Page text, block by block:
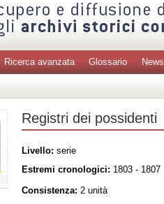
Ricerca avanzata Glossario News
Registri dei possidenti
Livello: serie
Estremi cronologici: 1803 - 1807
Consistenza: 2 unità